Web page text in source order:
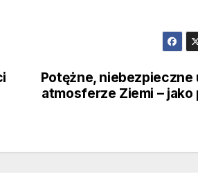
Potężne, niebezpieczne
atmosferze Ziemi –